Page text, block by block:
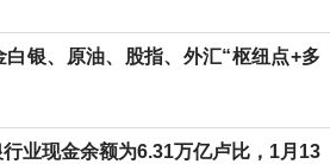
银、原油、股指、外汇“枢纽点+多
业现金余额为6.31万亿卢比，1月13